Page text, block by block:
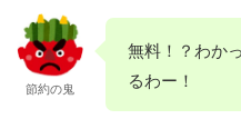
節約の鬼
無料！？わか
るわー！